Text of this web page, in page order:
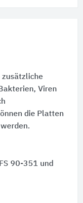
zusätzliche
Viren
die Platten
90-351 und